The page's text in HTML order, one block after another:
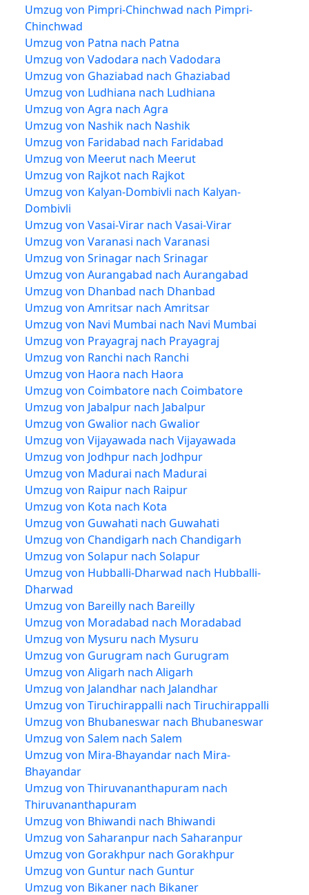
Umzug von Pimpri-Chinchwad nach Pimpri-
Chinchwad
Umzug von Patna nach Patna
Umzug von Vadodara nach Vadodara
Umzug von Ghaziabad nach Ghaziabad
Umzug von Ludhiana nach Ludhiana
Umzug von Agra nach Agra
Umzug von Nashik nach Nashik
Umzug von Faridabad nach Faridabad
Umzug von Meerut nach Meerut
Umzug von Rajkot nach Rajkot
Umzug von Kalyan-Dombivli nach Kalyan-
Dombivli
Umzug von Vasai-Virar nach Vasai-Virar
Umzug von Varanasi nach Varanasi
Umzug von Srinagar nach Srinagar
Umzug von Aurangabad nach Aurangabad
Umzug von Dhanbad nach Dhanbad
Umzug von Amritsar nach Amritsar
Umzug von Navi Mumbai nach Navi Mumbai
Umzug von Prayagraj nach Prayagraj
Umzug von Ranchi nach Ranchi
Umzug von Haora nach Haora
Umzug von Coimbatore nach Coimbatore
Umzug von Jabalpur nach Jabalpur
Umzug von Gwalior nach Gwalior
Umzug von Vijayawada nach Vijayawada
Umzug von Jodhpur nach Jodhpur
Umzug von Madurai nach Madurai
Umzug von Raipur nach Raipur
Umzug von Kota nach Kota
Umzug von Guwahati nach Guwahati
Umzug von Chandigarh nach Chandigarh
Umzug von Solapur nach Solapur
Umzug von Hubballi-Dharwad nach Hubballi-
Dharwad
Umzug von Bareilly nach Bareilly
Umzug von Moradabad nach Moradabad
Umzug von Mysuru nach Mysuru
Umzug von Gurugram nach Gurugram
Umzug von Aligarh nach Aligarh
Umzug von Jalandhar nach Jalandhar
Umzug von Tiruchirappalli nach Tiruchirappalli
Umzug von Bhubaneswar nach Bhubaneswar
Umzug von Salem nach Salem
Umzug von Mira-Bhayandar nach Mira-
Bhayandar
Umzug von Thiruvananthapuram nach
Thiruvananthapuram
Umzug von Bhiwandi nach Bhiwandi
Umzug von Saharanpur nach Saharanpur
Umzug von Gorakhpur nach Gorakhpur
Umzug von Guntur nach Guntur
Umzug von Bikaner nach Bikaner